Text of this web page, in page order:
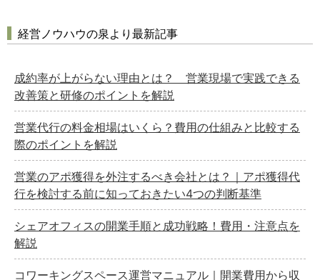
経営ノウハウの泉より最新記事
成約率が上がらない理由とは？ 営業現場で実践できる
改善策と研修のポイントを解説
営業代行の料金相場はいくら？費用の仕組みと比較する
際のポイントを解説
営業のアポ獲得を外注するべき会社とは？｜アポ獲得代
行を検討する前に知っておきたい4つの判断基準
シェアオフィスの開業手順と成功戦略！費用・注意点を
解説
コワーキングスペース運営マニュアル｜開業費用から収